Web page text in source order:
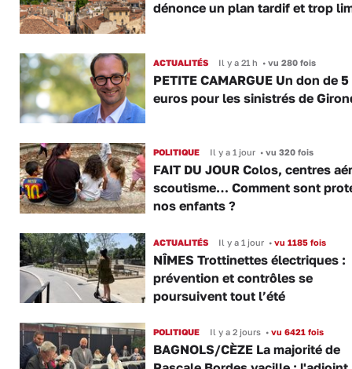
dénonce un plan tardif et trop
ACTUALITÉS Il y a 21 h •vu 280 fois
PETITE CAMARGUE Un don de
euros pour les sinistrés de
POLITIQUE Il y a 1 jour •vu 320 fois
FAIT DU JOUR Colos, centres
scoutisme… Comment sont
nos enfants ?
ACTUALITÉS Il y a 1 jour •vu 1185 fois
NÎMES Trottinettes électriques :
prévention et contrôles se
poursuivent tout l’été
POLITIQUE Il y a 2 jours •vu 6421 fois
BAGNOLS/CÈZE La majorité de